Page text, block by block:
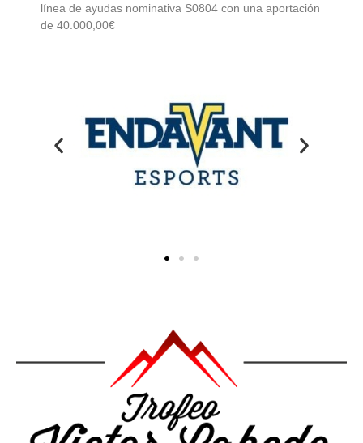
línea de ayudas nominativa S0804 con una aportación
de 40.000,00€